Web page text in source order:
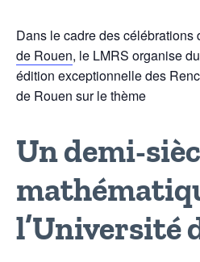
Dans le cadre des célébrations
de Rouen, le LMRS organise
édition exceptionnelle des
de Rouen sur le thème
Un demi-
l’Université